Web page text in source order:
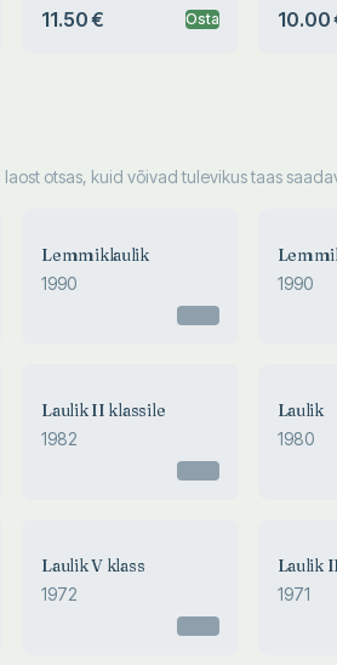
11.50 € Osta 10.00
otsas, kuid võivad tulevikus taas
Lemmiklaulik
1990 1990
Laulik II klassile
1982
Laulik
1980
Laulik V klass
1972
Laulik
1971